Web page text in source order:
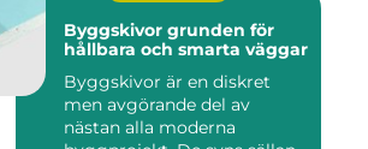
Byggskivor grunden för
hållbara och smarta väggar
Byggskivor är en diskret
men avgörande del av
nästan alla moderna